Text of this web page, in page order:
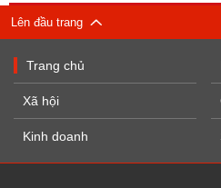
Lên đầu trang
Trang chủ
Xã hội
Kinh doanh